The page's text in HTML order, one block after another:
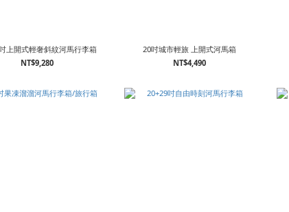
上開式輕奢斜紋河馬行李箱
NT$9,280
20吋城市輕旅 上開式河馬箱
NT$4,490